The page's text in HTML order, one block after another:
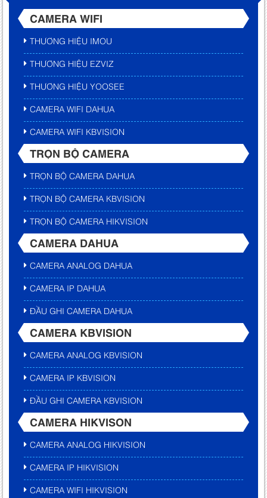
CAMERA WIFI
THƯƠNG HIỆU IMOU
THƯƠNG HIỆU EZVIZ
THƯƠNG HIỆU YOOSEE
CAMERA WIFI DAHUA
CAMERA WIFI KBVISION
TRỌN BỘ CAMERA
TRỌN BỘ CAMERA DAHUA
TRỌN BỘ CAMERA KBVISION
TRỌN BỘ CAMERA HIKVISION
CAMERA DAHUA
CAMERA ANALOG DAHUA
CAMERA IP DAHUA
ĐẦU GHI CAMERA DAHUA
CAMERA KBVISION
CAMERA ANALOG KBVISION
CAMERA IP KBVISION
ĐẦU GHI CAMERA KBVISION
CAMERA HIKVISON
CAMERA ANALOG HIKVISION
CAMERA IP HIKVISION
CAMERA WIFI HIKVISION